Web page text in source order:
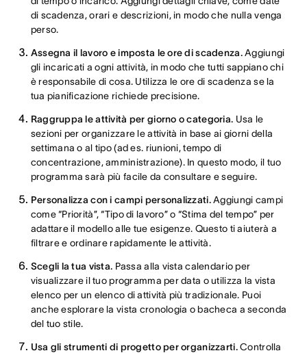
di scadenza, orari e descrizioni, in modo che nulla venga
perso.
Assegna il lavoro e imposta le ore di scadenza.Aggiungi
gli incaricati a ogni attività, in modo che tutti sappiano chi
è responsabile di cosa. Utilizza le ore di scadenza se la
tua pianificazione richiede precisione.
Raggruppa le attività per giorno o categoria. Usa le
sezioni per organizzare le attività in base ai giorni della
settimana o al tipo (ad es. riunioni, tempo di
concentrazione, amministrazione). In questo modo, il tuo
programma sarà più facile da consultare e seguire.
Personalizza con i campi personalizzati.Aggiungi campi
come “Priorità”, “Tipo di lavoro” o “Stima del tempo” per
adattare il modello alle tue esigenze. Questo ti aiuterà a
filtrare e ordinare rapidamente le attività.
Scegli la tua vista. Passa alla vista calendario per
visualizzare il tuo programma per data o utilizza la vista
elenco per un elenco di attività più tradizionale. Puoi
anche esplorare la vista cronologia o bacheca a seconda
del tuo stile.
Usa gli strumenti di progetto per organizzarti.Controlla